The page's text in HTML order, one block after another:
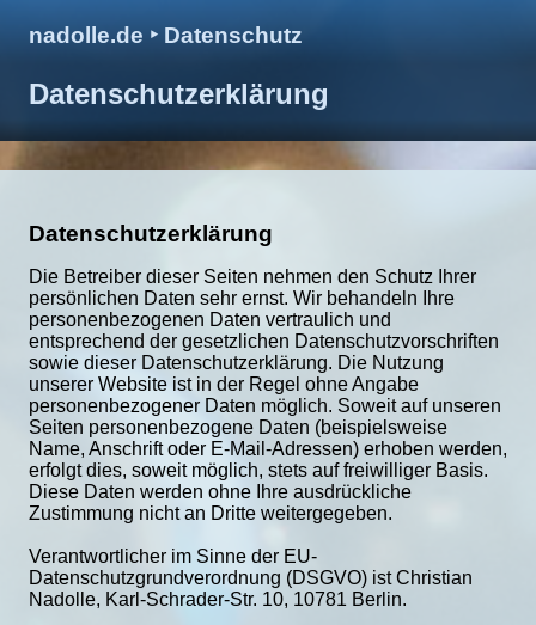
nadolle.de ‣ Datenschutz
Datenschutzerklärung
Datenschutzerklärung
Die Betreiber dieser Seiten nehmen den Schutz Ihrer
persönlichen Daten sehr ernst. Wir behandeln Ihre
personenbezogenen Daten vertraulich und
entsprechend der gesetzlichen Datenschutzvorschriften
sowie dieser Datenschutzerklärung. Die Nutzung
unserer Website ist in der Regel ohne Angabe
personenbezogener Daten möglich. Soweit auf unseren
Seiten personenbezogene Daten (beispielsweise
Name, Anschrift oder E-Mail-Adressen) erhoben werden,
erfolgt dies, soweit möglich, stets auf freiwilliger Basis.
Diese Daten werden ohne Ihre ausdrückliche
Zustimmung nicht an Dritte weitergegeben.
Verantwortlicher im Sinne der EU-
Datenschutzgrundverordnung (DSGVO) ist Christian
Nadolle, Karl-Schrader-Str. 10, 10781 Berlin.